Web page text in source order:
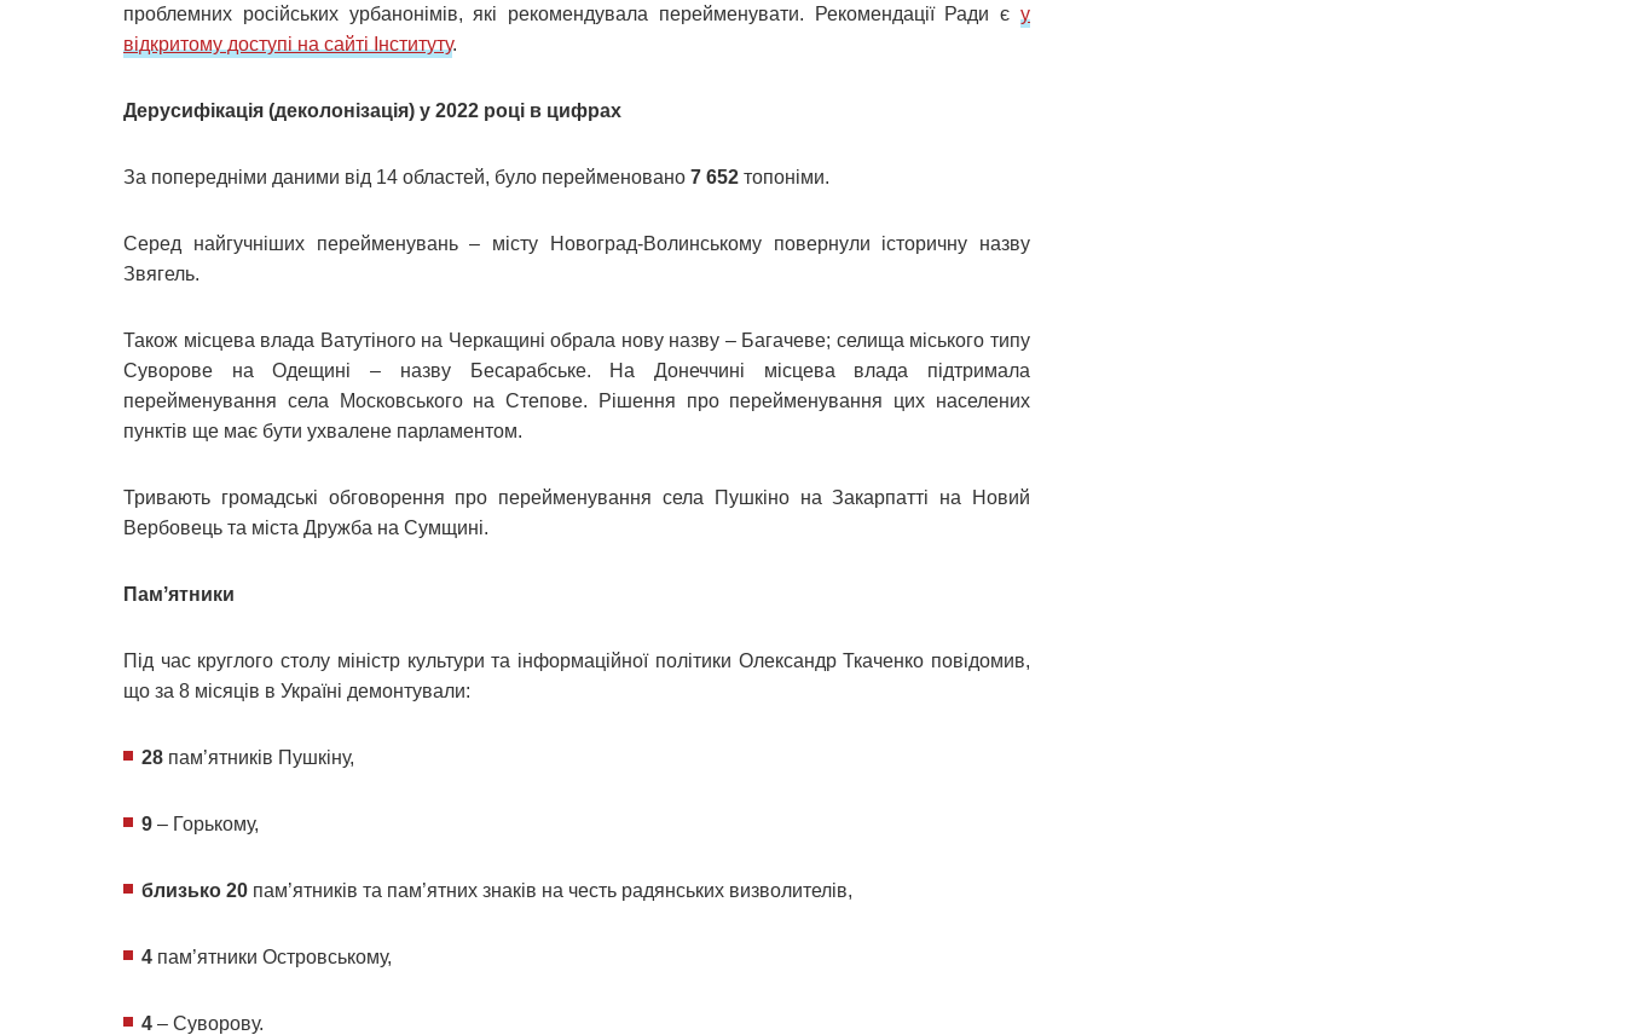
проблемних російських урбанонімів, які рекомендувала перейменувати. Рекомендації Ради є у
відкритому доступі на сайті Інституту.
Дерусифікація (деколонізація) у 2022 році в цифрах
За попередніми даними від 14 областей, було перейменовано 7 652 топоніми.
Серед найгучніших перейменувань – місту Новоград-Волинському повернули історичну назву
Звягель.
Також місцева влада Ватутіного на Черкащині обрала нову назву – Багачеве; селища міського типу
Суворове на Одещині – назву Бесарабське. На Донеччині місцева влада підтримала
перейменування села Московського на Степове. Рішення про перейменування цих населених
пунктів ще має бути ухвалене парламентом.
Тривають громадські обговорення про перейменування села Пушкіно на Закарпатті на Новий
Вербовець та міста Дружба на Сумщині.
Памʼятники
Під час круглого столу міністр культури та інформаційної політики Олександр Ткаченко повідомив,
що за 8 місяців в Україні демонтували:
28 пам’ятників Пушкіну,
9 – Горькому,
близько 20 пам’ятників та пам’ятних знаків на честь радянських визволителів,
4 пам’ятники Островському,
4 – Суворову.